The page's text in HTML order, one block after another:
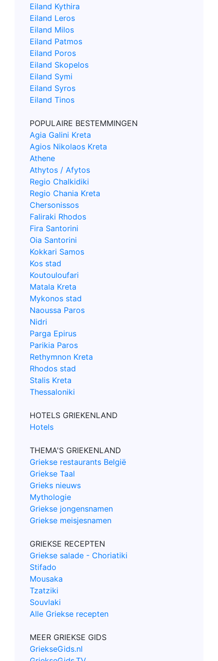
Eiland Kythira
Eiland Leros
Eiland Milos
Eiland Patmos
Eiland Poros
Eiland Skopelos
Eiland Symi
Eiland Syros
Eiland Tinos
POPULAIRE BESTEMMINGEN
Agia Galini Kreta
Agios Nikolaos Kreta
Athene
Athytos / Afytos
Regio Chalkidiki
Regio Chania Kreta
Chersonissos
Faliraki Rhodos
Fira Santorini
Oia Santorini
Kokkari Samos
Kos stad
Koutouloufari
Matala Kreta
Mykonos stad
Naoussa Paros
Nidri
Parga Epirus
Parikia Paros
Rethymnon Kreta
Rhodos stad
Stalis Kreta
Thessaloniki
HOTELS GRIEKENLAND
Hotels
THEMA'S GRIEKENLAND
Griekse restaurants België
Griekse Taal
Grieks nieuws
Mythologie
Griekse jongensnamen
Griekse meisjesnamen
GRIEKSE RECEPTEN
Griekse salade - Choriatiki
Stifado
Mousaka
Tzatziki
Souvlaki
Alle Griekse recepten
MEER GRIEKSE GIDS
GriekseGids.nl